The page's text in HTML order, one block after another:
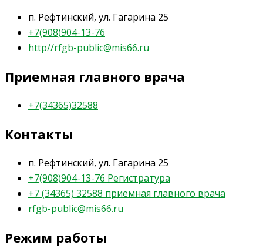
п. Рефтинский, ул. Гагарина 25
+7(908)904-13-76
http//rfgb-public@mis66.ru
Приемная главного врача
+7(34365)32588
Контакты
п. Рефтинский, ул. Гагарина 25
+7(908)904-13-76 Регистратура
+7 (34365) 32588 приемная главного врача
rfgb-public@mis66.ru
Режим работы